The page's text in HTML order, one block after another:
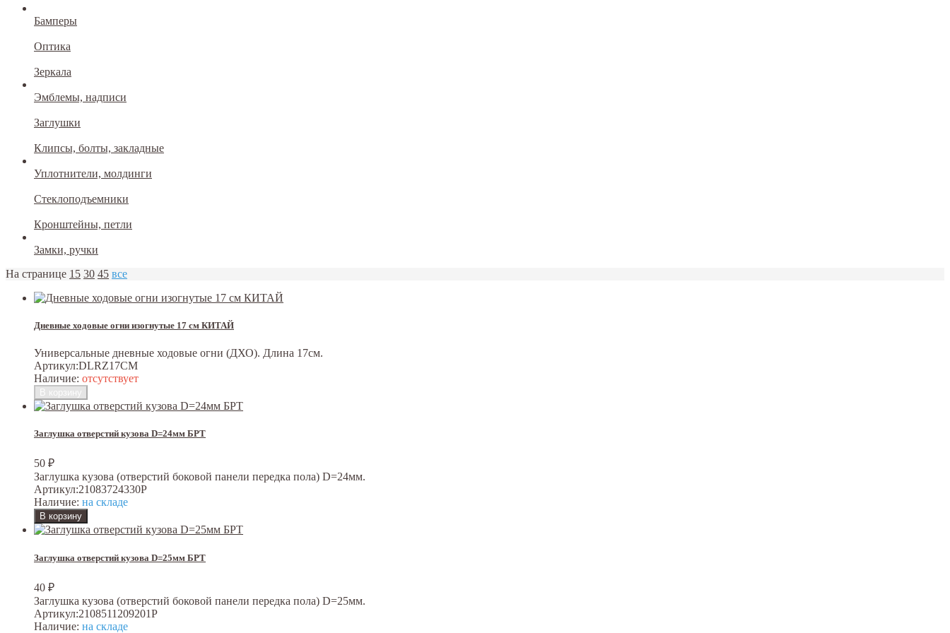
Бамперы
Оптика
Зеркала
Эмблемы, надписи
Заглушки
Клипсы, болты, закладные
Уплотнители, молдинги
Стеклоподъемники
Кронштейны, петли
Замки, ручки
На странице 15 30 45 все
Дневные ходовые огни изогнутые 17 см КИТАЙ
Универсальные дневные ходовые огни (ДХО). Длина 17см.
Артикул:DLRZ17CM
Наличие: отсутствует
Заглушка отверстий кузова D=24мм БРТ
50 ₽
Заглушка кузова (отверстий боковой панели передка пола) D=24мм.
Артикул:21083724330Р
Наличие: на складе
Заглушка отверстий кузова D=25мм БРТ
40 ₽
Заглушка кузова (отверстий боковой панели передка пола) D=25мм.
Артикул:2108511209201Р
Наличие: на складе